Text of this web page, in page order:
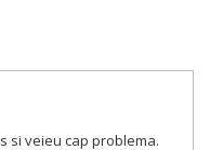
si veieu cap problema.